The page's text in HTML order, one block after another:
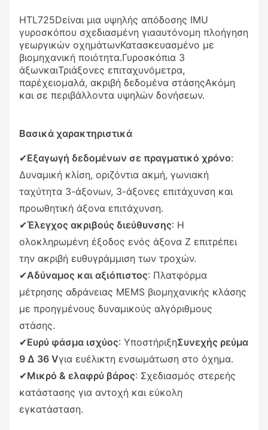
ΗTL725Dείναι μια υψηλής απόδοσης IMU
γυροσκόπου σχεδιασμένη γιααυτόνομη πλοήγηση
γεωργικών οχημάτωνΚατασκευασμένο με
βιομηχανική ποιότητα.Γυροσκόπια 3
άξωνκαιΤριάξονες επιταχυνόμετρα,
παρέχειομαλά, ακριβή δεδομένα στάσηςΑκόμη
και σε περιβάλλοντα υψηλών δονήσεων.
Βασικά χαρακτηριστικά
✔Εξαγωγή δεδομένων σε πραγματικό χρόνο:
Δυναμική κλίση, οριζόντια ακμή, γωνιακή
ταχύτητα 3-άξονων, 3-άξονες επιτάχυνση και
προωθητική άξονα επιτάχυνση.
✔Έλεγχος ακριβούς διεύθυνσης: Η
ολοκληρωμένη έξοδος ενός άξονα Z επιτρέπει
την ακριβή ευθυγράμμιση των τροχών.
✔Αδύναμος και αξιόπιστος: Πλατφόρμα
μέτρησης αδράνειας MEMS βιομηχανικής κλάσης
με προηγμένους δυναμικούς αλγόριθμους
στάσης.
✔Ευρύ φάσμα ισχύος: ΥποστήριξηΣυνεχής ρεύμα
9 ∆ 36 Vγια ευέλικτη ενσωμάτωση στο όχημα.
✔Μικρό & ελαφρύ βάρος: Σχεδιασμός στερεής
κατάστασης για αντοχή και εύκολη
εγκατάσταση.